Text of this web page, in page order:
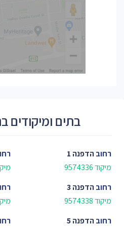
בתים ומיקודים
רחובהדפנה 1
מיקוד 9574336
מיקוד
רחובהדפנה 3
מיקוד 9574338
מיקוד
רחובהדפנה 5